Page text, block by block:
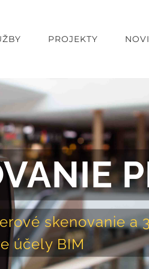
PROJEKTY
skenovanie a
účely BIM